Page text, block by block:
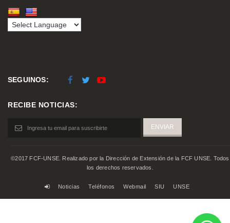
SEGUINOS:
RECIBE NOTICIAS:
©2017 FCF-UNSE. Realizado por la Dirección de Extensión de la FCF UNSE. Todos
los derechos reservados.
Noticias Teléfonos Webmail SIU UNSE